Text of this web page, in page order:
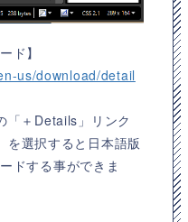
ド】
us/download/detail
「＋Details」リンク
選択すると日本語版
ドする事ができま